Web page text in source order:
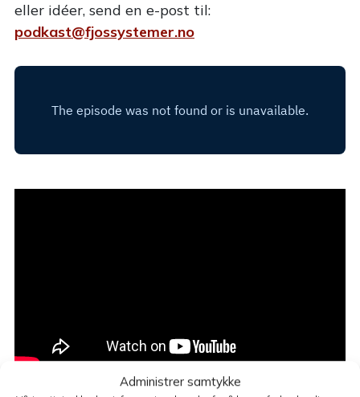
Administrer samtykke
eller idéer, send en e-post til:
podkast@fjossystemer.no